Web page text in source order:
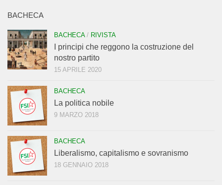
BACHECA
BACHECA/ RIVISTA
I principi che reggono la costruzione del
nostro partito
15 APRILE 2020
BACHECA
La politica nobile
9 MARZO 2018
BACHECA
Liberalismo, capitalismo e sovranismo
18 GENNAIO 2018